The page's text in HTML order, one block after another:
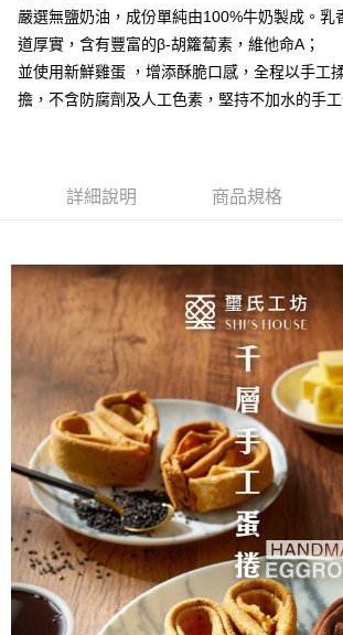
【「AFTEE先享後付」結帳流程】
１．於結帳方式選擇「AFTEE先享後付」後，將跳轉
結帳頁面，進行簡訊認證並確認金額後，即可完成結帳
２．訂單成立數日內，您將收到繳費通知簡訊。
３．收到繳費通知簡訊後14天內，點擊此簡訊中的連
※ 交易是否成功請以「AFTEE先享後付 」之結帳頁面
【注意事項】
１．透過由恩沛科技股份有限公司提供之「AFTEE先
易，需依本服務之必要範圍內提供個人資料，並將交
權轉讓予恩沛科技股份有限公司。
２．關於個人資料處理事宜，請瀏覽以下網址：
https://aftee.tw/terms/#terms3
３．未成年的使用者請事先徵得法定代理人或監護人
「AFTEE先享後付」，若未經同意申辦者引起之損失
任。
４．使用「AFTEE先享後付」時，將依據個別帳號之
時審查核予不同之上限額度；若仍有額度不足之情形
請求用戶進行身份認證。
５．嚴禁一人註冊多個帳號或使用他人資訊註冊。若
恩沛科技股份有限公司將有權停止該用戶之使用額度並
全家取貨付款
每筆NT$100，滿NT$1,700(含以上)免運費
付款後全家取貨
每筆NT$100，滿NT$1,700(含以上)免運費
每筆NT$100，滿NT$1,700(含以上)免運費
7-11取貨付款
每筆NT$100，滿NT$1,700(含以上)免運費
付款後7-11取貨
每筆NT$100，滿NT$1,700(含以上)免運費
宅配
每筆NT$120，滿NT$1,700(含以上)免運費
郵局-離島
每筆NT$150，滿NT$3,000(含以上)免運費
新竹貨到付款
每筆NT$150，滿NT$2,000(含以上)免運費
嚴選無鹽奶油，成份單純由100%牛奶製成。乳
道厚實，含有豐富的β-胡籮蔔素，維他命A；
並使用新鮮雞蛋 ，增添酥脆口感，全程以手工
擔，不含防腐劑及人工色素，堅持不加水的手工
詳細說明 商品規格